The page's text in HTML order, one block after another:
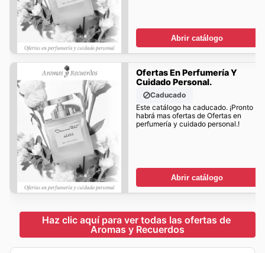
Abrir catálogo
Ofertas En Perfumería Y
Cuidado Personal.
Caducado
Este catálogo ha caducado. ¡Pronto
habrá mas ofertas de Ofertas en
perfumería y cuidado personal.!
Abrir catálogo
Haz clic aquí para ver todas las ofertas de
Aromas y Recuerdos